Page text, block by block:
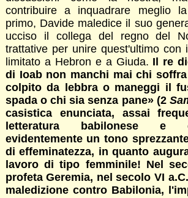
contribuire a inquadrare meglio
primo, Davide maledice il suo
ucciso il collega del regno del
trattative per unire quest'ultimo con
limitato a Hebron e a Giuda. Il re
di Ioab non manchi mai chi
colpito da lebbra o maneggi il
spada o chi sia senza pane» (2
casistica enunciata, assai
letteratura babilonese e
evidentemente un tono
di effeminatezza, in quanto
lavoro di tipo femminile! Nel
profeta Geremia, nel secolo VI
maledizione contro Babilonia,